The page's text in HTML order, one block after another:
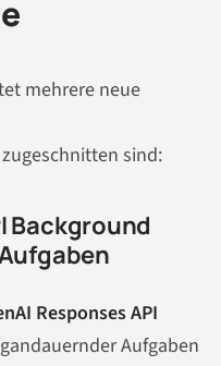
mehrere neue
sind:
Background
Responses API
Aufgaben